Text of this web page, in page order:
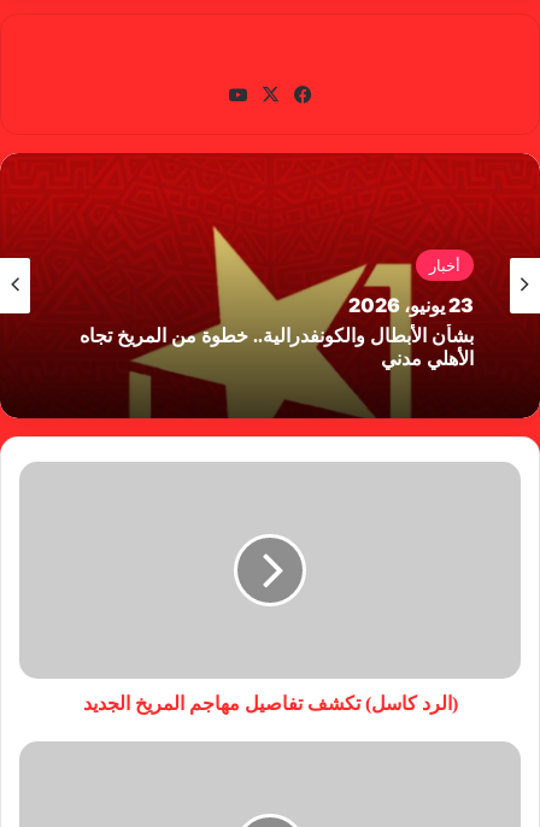
في
وك
X
أخبار
23 يونيو، 2026
بشأن الأبطال والكونفدرالية.. خطوة من المريخ تجاه
الأهلي مدني
(الرد كاسل) تكشف تفاصيل مهاجم المريخ الجديد